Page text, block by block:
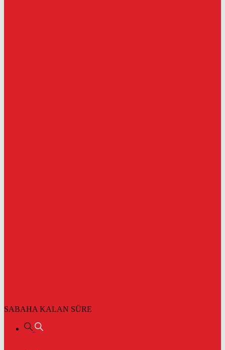
SABAHA KALAN SÜRE